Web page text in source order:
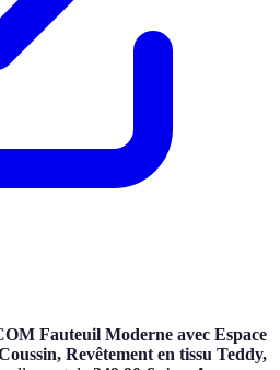
Fauteuil Moderne avec Espace
Revêtement en tissu Teddy,